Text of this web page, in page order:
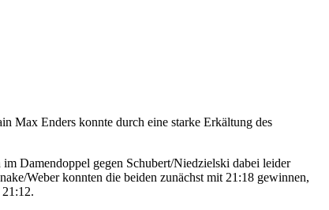
Max Enders konnte durch eine starke Erkältung des
Damendoppel gegen Schubert/Niedzielski dabei leider
Weber konnten die beiden zunächst mit 21:18 gewinnen,